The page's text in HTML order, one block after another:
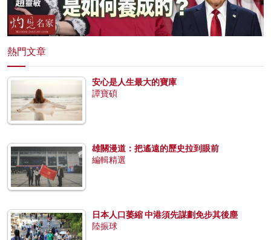
熱門文章
安心是人生最大的寶庫
譚寶碩
雄關漫道：把遙遠的歷史拉到眼前
編輯精選
日本人口萎縮 中港須先謀劃免步其後塵
陸振球